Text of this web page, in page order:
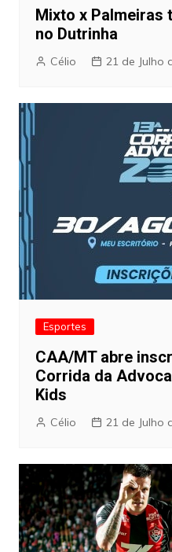
Mixto x Palmeiras
no Dutrinha
Célio 21 de Julho
Esportes
CAA/MT abre
Corrida da
Kids
Célio 21 de Julho